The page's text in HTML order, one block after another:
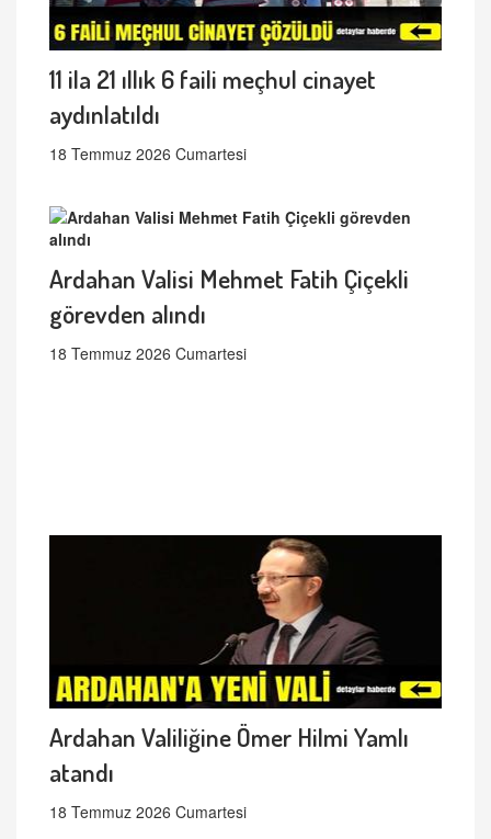
11 ila 21 ıllık 6 faili meçhul cinayet
aydınlatıldı
18 Temmuz 2026 Cumartesi
Ardahan Valisi Mehmet Fatih Çiçekli
görevden alındı
18 Temmuz 2026 Cumartesi
Ardahan Valiliğine Ömer Hilmi Yamlı
atandı
18 Temmuz 2026 Cumartesi